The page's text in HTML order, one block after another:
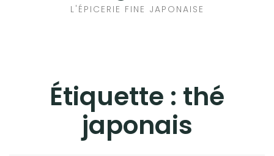
L'ÉPICERIE FINE JAPONAISE
Étiquette : thé
japonais